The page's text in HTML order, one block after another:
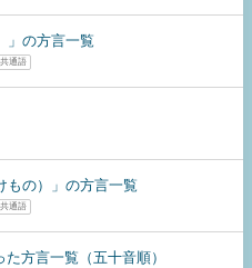
」の方言一覧
共通語
もの）」の方言一覧
共通語
方言一覧（五十音順）